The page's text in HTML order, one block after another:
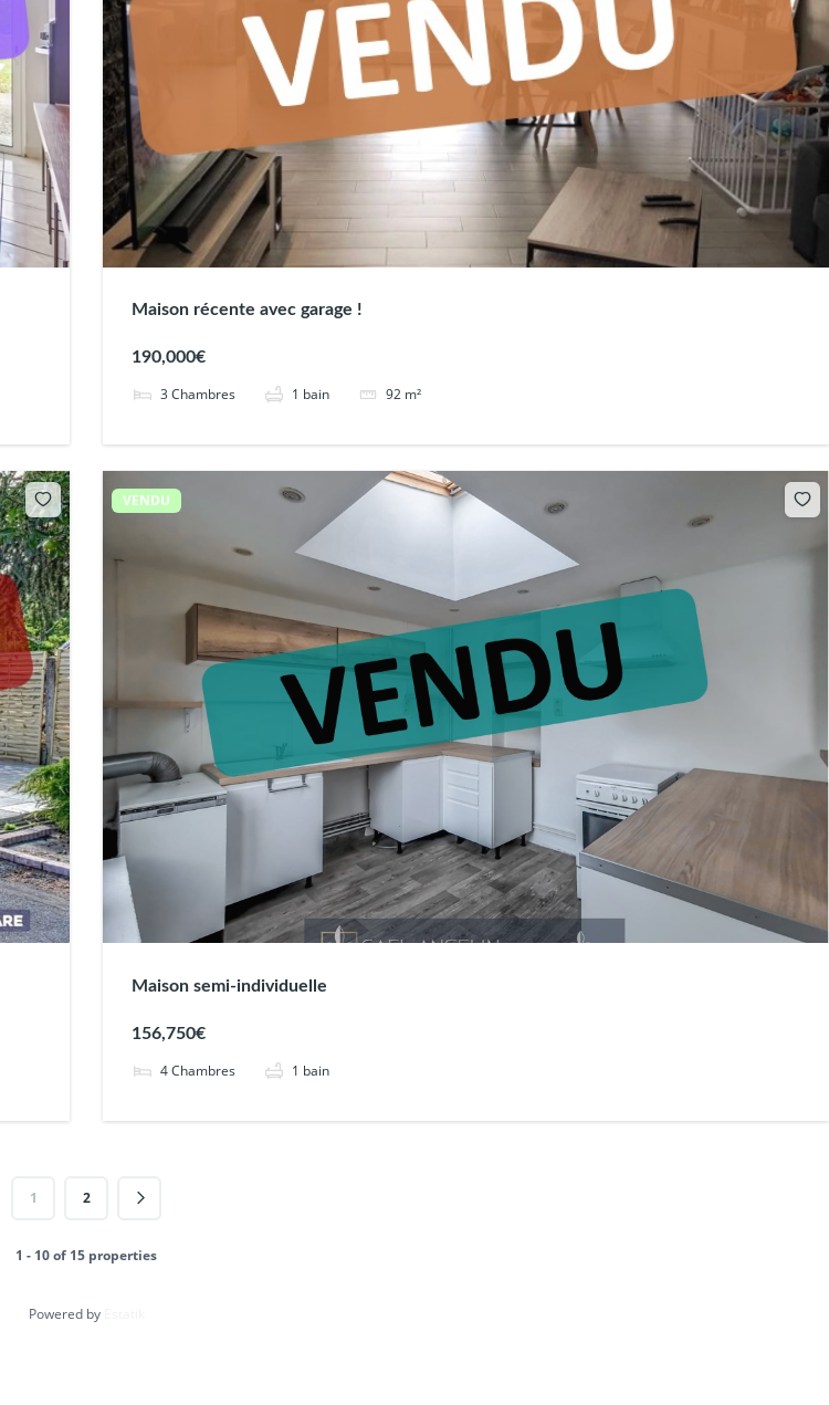
Maison récente avec garage !
190,000€
3 Chambres 1 bain 92 m²
VENDU
Maison semi-individuelle
156,750€
4Chambres 1 bain
1 2
1 - 10 of 15 properties
Powered by